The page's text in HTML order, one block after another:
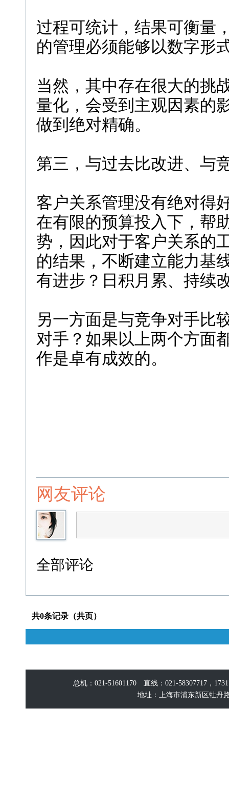
过程可统计，结果可衡量
的管理必须能够以数字形
当然，其中存在很大的挑
量化，会受到主观因素的
做到绝对精确。
第三，与过去比改进、与
客户关系管理没有绝对得
在有限的预算投入下，帮
势，因此对于客户关系的
的结果，不断建立能力
有进步？日积月累、持续
另一方面是与竞争对手比
对手？如果以上两个方面
作是卓有成效的。
网友评论
全部评论
共0条记录（共页）
总机：021-51601170 直线：021-58307717，
地址：上海市浦东新区牡丹